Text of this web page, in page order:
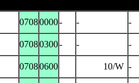
07080000- - -
07080300- - -
07080600 10/W -